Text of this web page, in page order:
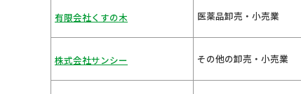
有限会社くすの木 医薬品卸売・小売業
株式会社サンシー その他の卸売・小売業